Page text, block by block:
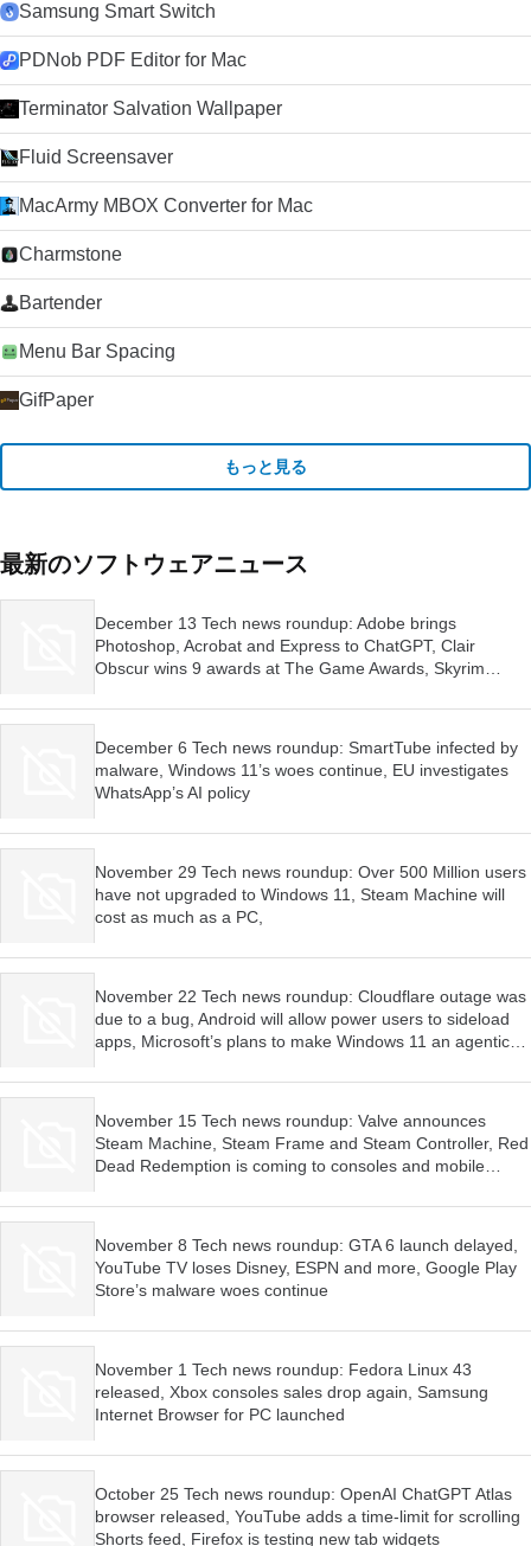
Samsung Smart Switch
PDNob PDF Editor for Mac
Terminator Salvation Wallpaper
Fluid Screensaver
MacArmy MBOX Converter for Mac
Charmstone
Bartender
Menu Bar Spacing
GifPaper
もっと見る
最新のソフトウェアニュース
December 13 Tech news roundup: Adobe brings
Photoshop, Acrobat and Express to ChatGPT, Clair
Obscur wins 9 awards at The Game Awards, Skyrim
December 6 Tech news roundup: SmartTube infected by
malware, Windows 11’s woes continue, EU investigates
WhatsApp’s AI policy
November 29 Tech news roundup: Over 500 Million users
have not upgraded to Windows 11, Steam Machine will
cost as much as a PC,
November 22 Tech news roundup: Cloudflare outage was
due to a bug, Android will allow power users to sideload
apps, Microsoft’s plans to make Windows 11 an agentic
November 15 Tech news roundup: Valve announces
Steam Machine, Steam Frame and Steam Controller, Red
Dead Redemption is coming to consoles and mobile
November 8 Tech news roundup: GTA 6 launch delayed,
YouTube TV loses Disney, ESPN and more, Google Play
Store’s malware woes continue
November 1 Tech news roundup: Fedora Linux 43
released, Xbox consoles sales drop again, Samsung
Internet Browser for PC launched
October 25 Tech news roundup: OpenAI ChatGPT Atlas
browser released, YouTube adds a time-limit for scrolling
Shorts feed, Firefox is testing new tab widgets